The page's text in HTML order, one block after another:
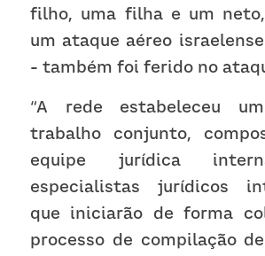
filho, uma filha e um
um ataque aéreo
- também foi ferido no
“A rede estabeleceu
trabalho conjunto,
equipe jurídica
especialistas jurídicos
que iniciarão de forma
processo de compilação